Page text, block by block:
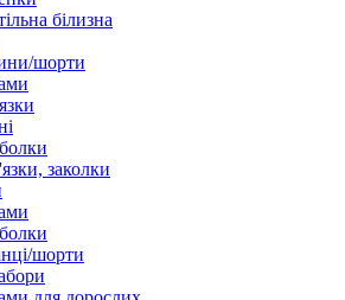
білизна
шорти
заколки
шорти